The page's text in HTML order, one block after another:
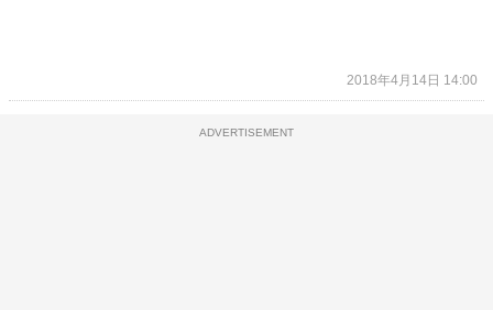
2018年4月14日 14:00
ADVERTISEMENT